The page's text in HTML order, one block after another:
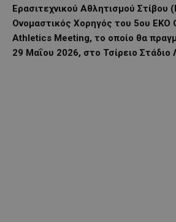
Ερασιτεχνικού Αθλητισμού
Ονομαστικός Χορηγός του 5ου EKO
Athletics Meeting, το οποίο θα
29 Μαΐου 2026, στο Τσίρειο Στάδιο